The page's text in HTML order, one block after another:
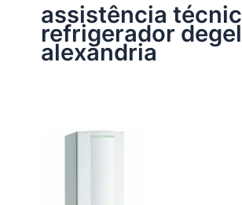
assistência
refrigerador
alexandria